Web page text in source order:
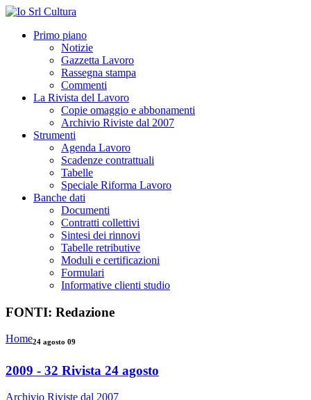
Primo piano
Notizie
Gazzetta Lavoro
Rassegna stampa
Commenti
La Rivista del Lavoro
Copie omaggio e abbonamenti
Archivio Riviste dal 2007
Strumenti
Agenda Lavoro
Scadenze contrattuali
Tabelle
Speciale Riforma Lavoro
Banche dati
Documenti
Contratti collettivi
Sintesi dei rinnovi
Tabelle retributive
Moduli e certificazioni
Formulari
Informative clienti studio
FONTI: Redazione
Home24 agosto 09
2009 - 32 Rivista 24 agosto
Archivio Riviste dal 2007